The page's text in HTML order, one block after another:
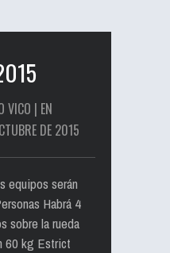
VICO | EN
DE 2015
equipos serán
Habrá 4
sobre la rueda
60 kg Estrict